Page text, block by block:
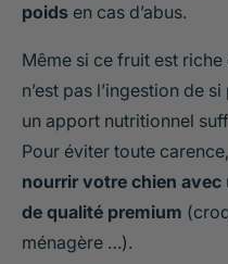
poids en cas d’abus.
Même si ce fruit est
n’est pas l’ingestion de
un apport nutritionnel
Pour éviter toute
nourrir votre chien avec
de qualité premium
ménagère …).